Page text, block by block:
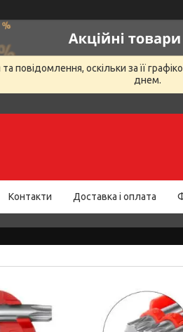
повідомлення, оскільки за її
днем.
Контакти Доставка і оплата